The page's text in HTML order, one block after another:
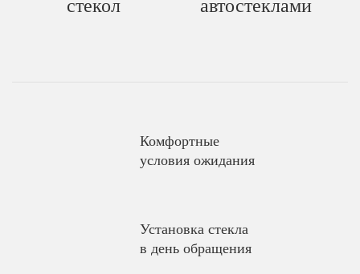
стекол
автостеклами
Комфортные
условия ожидания
Установка стекла
в день обращения